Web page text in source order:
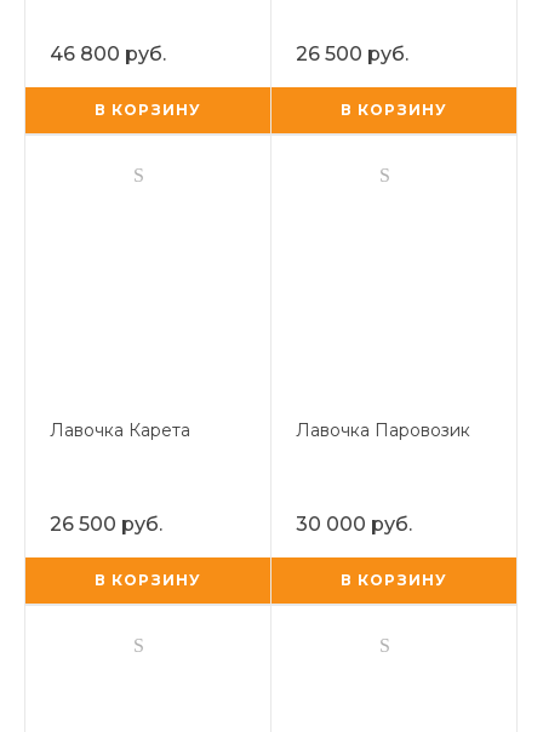
46 800 руб.
В КОРЗИНУ
26 500 руб.
В КОРЗИНУ
Лавочка Карета
26 500 руб.
В КОРЗИНУ
Лавочка Паровозик
30 000 руб.
В КОРЗИНУ